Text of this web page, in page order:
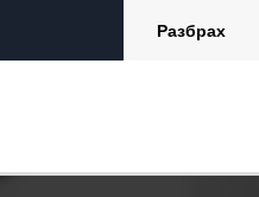
Разбрах